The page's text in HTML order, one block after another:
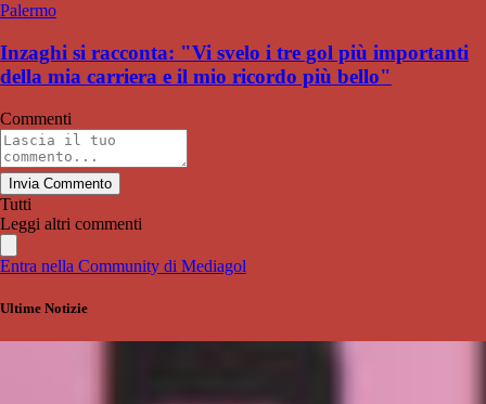
Palermo
Inzaghi si racconta: "Vi svelo i tre gol più importanti
della mia carriera e il mio ricordo più bello"
Commenti
Invia Commento
Tutti
Leggi altri commenti
Entra nella Community di Mediagol
Ultime Notizie